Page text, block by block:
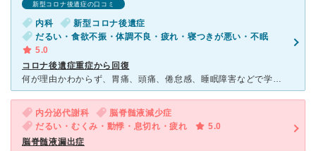
新型コロナ後遺症の口コミ
内科
新型コロナ後遺症
だるい・食欲不振・体調不良・疲れ・寝つきが悪い・不眠
5.0
コロナ後遺症重症から回復
何が理由かわからず、胃痛、頭痛、倦怠感、睡眠障害などで学校に行けなく寝たきりになり、様々な医院をまわって、ようやく本病院に辿りつきました。初めての電話で症状を丁寧に聞いて下さり、すぐに初診するように言
内分泌代謝科
脳脊髄液減少症
だるい・むくみ・動悸・息切れ・疲れ
5.0
脳脊髄液漏出症